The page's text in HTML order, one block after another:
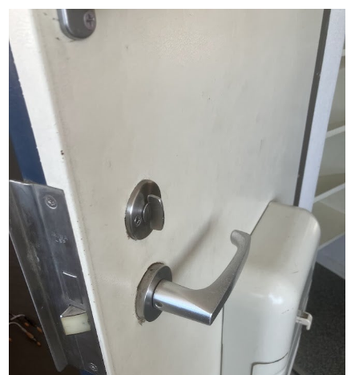
法人様へ
ブログ（現場より）
Menu